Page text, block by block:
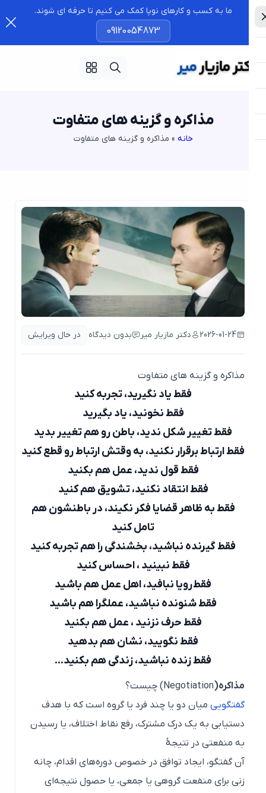
ما به کسب و کارهای نوپا کمک می کنیم تا حرفه ای شوند.
09120054873
مذاکره و گزینه های متفاوت
»مذاکره و گزینه های متفاوت
2026-01-24 دکتر مازیار میر بدون دیدگاه در حال ویرایش
مذاکره و گزینه های متفاوت
فقط یاد نگیرید، تجربه کنید
فقط نخونید، یاد بگیرید
فقط تغییر شکل ندید، باطن رو هم تغییر بدید
فقط ارتباط برقرار نکنید، به وقتش ارتباط رو قطع کنید
فقط قول ندید، عمل هم بکنید
فقط انتقاد نکنید، تشویق هم کنید
فقط به ظاهر قضایا فکر نکیند، در باطنشون هم
تامل کنید
فقط گیرنده نباشید، بخشندگی را هم تجربه کنید
فقط نبینید ، احساس کنید
فقط رویا نبافید، اهل عمل هم باشید
فقط شنونده نباشید، عملگرا هم باشید
فقط حرف نزنید ، عمل هم بکنید
فقط نگویید، نشان هم بدهید
فقط زنده نباشید، زندگی هم بکنید…
مذاکره(Negotiation) چیست؟
گفتگوییمیان دو یا چند فرد یا گروه است که با هدف
دستیابی به یک درک مشترک، رفع نقاط اختلاف، یا رسیدن
به منفعتی در نتیجهٔ
آن گفتگو، ایجاد توافق در خصوص دوره‌های اقدام، چانه
زنی برای منفعت گروهی یا جمعی، یا حصول نتیجه‌ای